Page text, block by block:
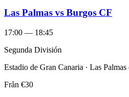
Las Palmas vs Burgos CF
17:00 — 18:45
Segunda División
Estadio de Gran Canaria · Las
Från €30